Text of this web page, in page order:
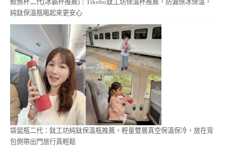
鯨魚杯二代(冰霸杯推薦)｜Tikobo鈦工坊保溫杯推薦，防漏保冰保溫，
純鈦保溫瓶喝起來更安心
袋鼠瓶二代：鈦工坊純鈦保溫瓶推薦，輕量雙層真空保溫保冷，放在背
包側帶出門旅行真輕鬆